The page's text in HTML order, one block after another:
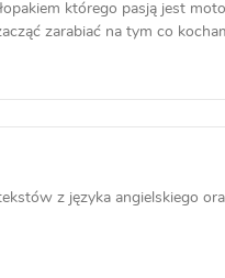
którego pasją jest
zarabiać na tym co
z języka angielskiego